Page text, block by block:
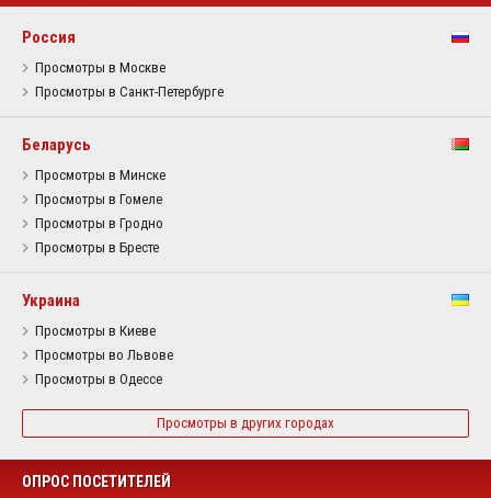
Россия
Просмотры в Москве
Просмотры в Санкт-Петербурге
Беларусь
Просмотры в Минске
Просмотры в Гомеле
Просмотры в Гродно
Просмотры в Бресте
Украина
Просмотры в Киеве
Просмотры во Львове
Просмотры в Одессе
Просмотры в других городах
ОПРОС ПОСЕТИТЕЛЕЙ